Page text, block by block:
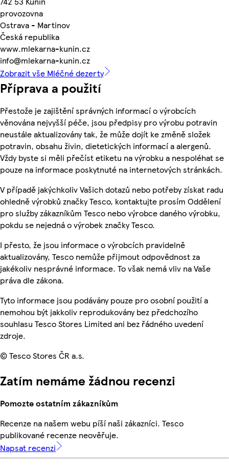
provozovna
Ostrava - Martinov
Česká republika
www.mlekarna-kunin.cz
info@mlekarna-kunin.cz
Zobrazit vše Mléčné dezerty
Příprava a použití
Přestože je zajištění správných informací o výrobcích
věnována nejvyšší péče, jsou předpisy pro výrobu potravin
neustále aktualizovány tak, že může dojít ke změně složek
potravin, obsahu živin, dietetických informací a alergenů.
Vždy byste si měli přečíst etiketu na výrobku a nespoléhat se
pouze na informace poskytnuté na internetových stránkách.
V případě jakýchkoliv Vašich dotazů nebo potřeby získat radu
ohledně výrobků značky Tesco, kontaktujte prosím Oddělení
pro služby zákazníkům Tesco nebo výrobce daného výrobku,
pokdu se nejedná o výrobek značky Tesco.
I přesto, že jsou informace o výrobcích pravidelně
aktualizovány, Tesco nemůže přijmout odpovědnost za
jakékoliv nesprávné informace. To však nemá vliv na Vaše
práva dle zákona.
Tyto informace jsou podávány pouze pro osobní použití a
nemohou být jakkoliv reprodukovány bez předchozího
souhlasu Tesco Stores Limited ani bez řádného uvedení
zdroje.
© Tesco Stores ČR a.s.
Zatím nemáme žádnou recenzi
Pomozte ostatním zákazníkům
Recenze na našem webu píší naši zákazníci. Tesco
publikované recenze neověřuje.
Napsat recenzi